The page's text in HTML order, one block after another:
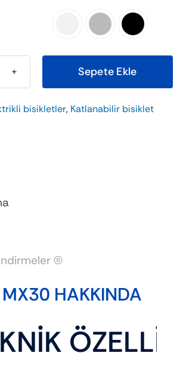
Sepete Ekle
bisikletler, Katlanabilir bisiklet
(0)
MX30 HAKKINDA